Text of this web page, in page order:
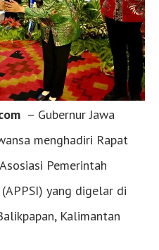
– Gubernur Jawa
menghadiri Rapat
Pemerintah
yang digelar di
Kalimantan